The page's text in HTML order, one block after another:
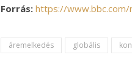
Forrás: https://
áremelkedés globális